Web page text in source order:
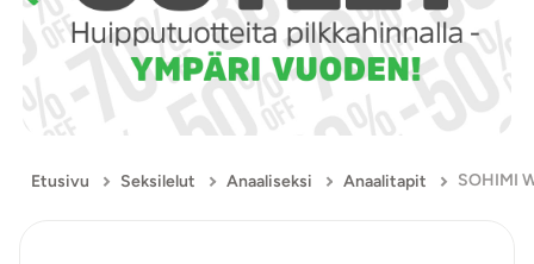
Etusivu Seksilelut Anaaliseksi Anaalitapit